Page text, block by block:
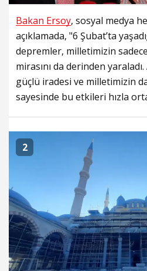
Bakan Ersoy, sosyal medya
açıklamada, "6 Şubat’ta
depremler, milletimizin
mirasını da derinden
güçlü iradesi ve milletimizin
sayesinde bu etkileri hızla
2